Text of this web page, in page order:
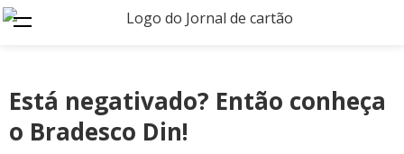
Está negativado? Então conheça
o Bradesco Din!